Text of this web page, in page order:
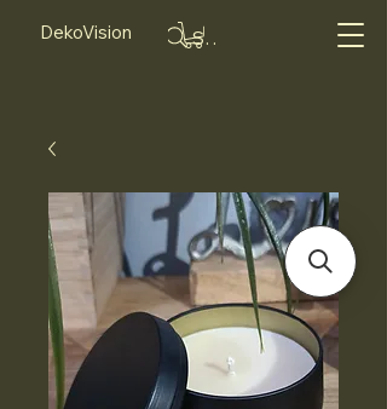
DekoVision Suche...